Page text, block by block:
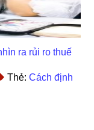
ra rủi ro thuế
Thẻ:Cách định